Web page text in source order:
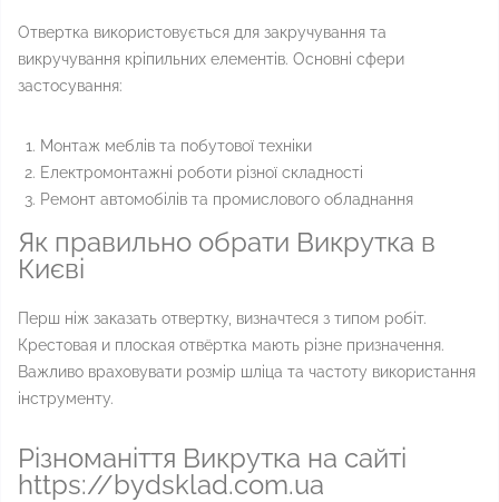
Отвертка використовується для закручування та
викручування кріпильних елементів. Основні сфери
застосування:
Монтаж меблів та побутової техніки
Електромонтажні роботи різної складності
Ремонт автомобілів та промислового обладнання
Як правильно обрати Викрутка в
Києві
Перш ніж заказать отвертку, визначтеся з типом робіт.
Крестовая и плоская отвёртка мають різне призначення.
Важливо враховувати розмір шліца та частоту використання
інструменту.
Різноманіття Викрутка на сайті
https://bydsklad.com.ua